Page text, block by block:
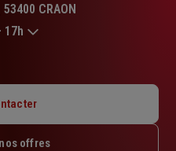
53400 CRAON
Ouvert 09h – 12h15 / 14h – 17h
offres